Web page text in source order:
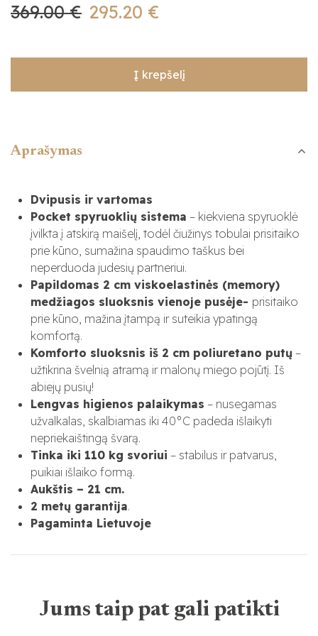
295.20 €
369.00 €
Į krepšelį
Aprašymas
Dvipusis ir vartomas
Pocket spyruoklių sistema – kiekviena spyruoklė
įvilkta į atskirą maišelį, todėl čiužinys tobulai prisitaiko
prie kūno, sumažina spaudimo taškus bei
neperduoda judesių partneriui.
Papildomas 2 cm viskoelastinės (memory)
medžiagos sluoksnis vienoje pusėje- prisitaiko
prie kūno, mažina įtampą ir suteikia ypatingą
komfortą.
Komforto sluoksnis iš 2 cm poliuretano putų –
užtikrina švelnią atramą ir malonų miego pojūtį. Iš
abiejų pusių!
Lengvas higienos palaikymas – nusegamas
užvalkalas, skalbiamas iki 40°C padeda išlaikyti
nepriekaištingą švarą.
Tinka iki 110 kg svoriui – stabilus ir patvarus,
puikiai išlaiko formą.
Aukštis – 21 cm.
2 metų garantija.
Pagaminta Lietuvoje
Jums taip pat gali patikti